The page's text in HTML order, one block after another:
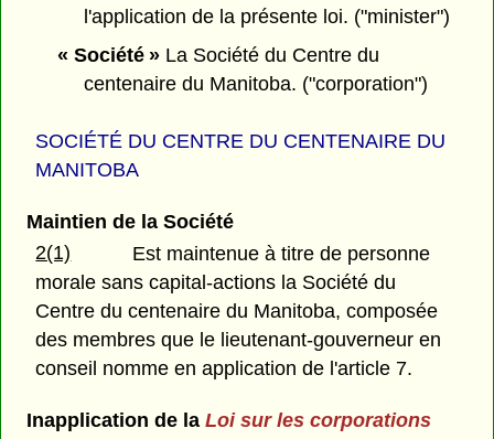
l'application de la présente loi. ("minister")
« Société »La Société du Centre du
centenaire du Manitoba. ("corporation")
SOCIÉTÉ DU CENTRE DU CENTENAIRE DU
MANITOBA
Maintien de la Société
2(1)
Est maintenue à titre de personne
morale sans capital-actions la Société du
Centre du centenaire du Manitoba, composée
des membres que le lieutenant-gouverneur en
conseil nomme en application de l'article 7.
Inapplication de la Loi sur les corporations